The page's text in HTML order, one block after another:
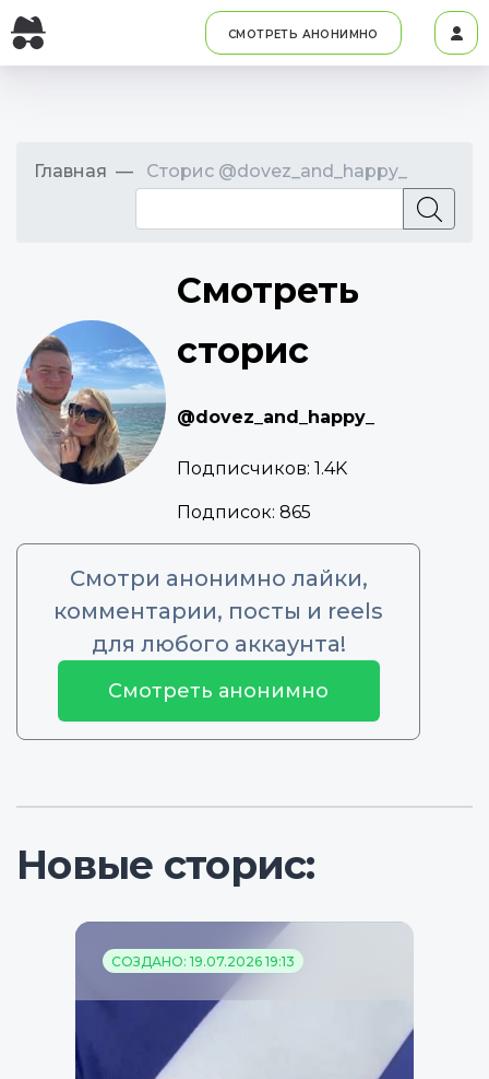
СМОТРЕТЬ АНОНИМНО
Главная Сторис @dovez_and_happy_
Смотреть
сторис
@dovez_and_happy_
Подписчиков: 1.4K
Подписок: 865
Смотри анонимно лайки,
комментарии, посты и reels
для любого аккаунта!
Смотреть анонимно
Новые сторис:
СОЗДАНО: 19.07.2026 19:13